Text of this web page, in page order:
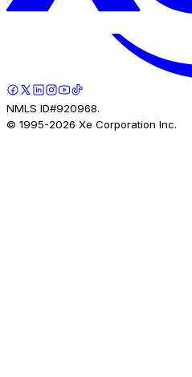
NMLS ID#920968.
© 1995-2026 Xe Corporation Inc.